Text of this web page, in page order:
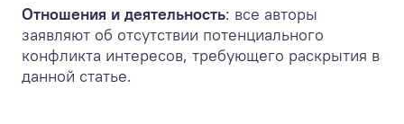
Отношения и деятельность: все авторы
заявляют об отсутствии потенциального
конфликта интересов, требующего раскрытия в
данной статье.